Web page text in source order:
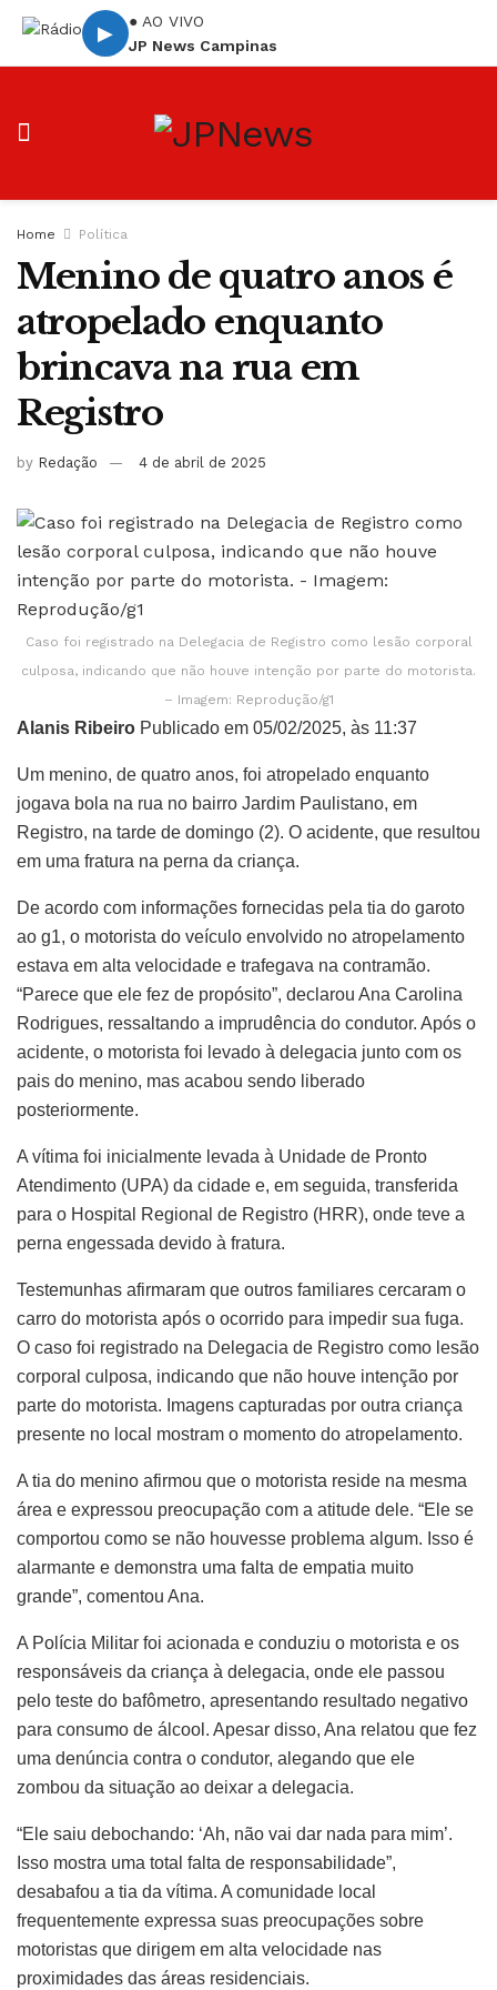
▶
● AO VIVO
JP News Campinas
Home Política
Menino de quatro anos é
atropelado enquanto
brincava na rua em
Registro
by Redação 4 de abril de 2025
Caso foi registrado na Delegacia de Registro como lesão corporal
culposa, indicando que não houve intenção por parte do motorista.
– Imagem: Reprodução/g1
Alanis Ribeiro Publicado em 05/02/2025, às 11:37
Um menino, de quatro anos, foi atropelado enquanto
jogava bola na rua no bairro Jardim Paulistano, em
Registro, na tarde de domingo (2). O acidente, que resultou
em uma fratura na perna da criança.
De acordo com informações fornecidas pela tia do garoto
ao g1, o motorista do veículo envolvido no atropelamento
estava em alta velocidade e trafegava na contramão.
“Parece que ele fez de propósito”, declarou Ana Carolina
Rodrigues, ressaltando a imprudência do condutor. Após o
acidente, o motorista foi levado à delegacia junto com os
pais do menino, mas acabou sendo liberado
posteriormente.
A vítima foi inicialmente levada à Unidade de Pronto
Atendimento (UPA) da cidade e, em seguida, transferida
para o Hospital Regional de Registro (HRR), onde teve a
perna engessada devido à fratura.
Testemunhas afirmaram que outros familiares cercaram o
carro do motorista após o ocorrido para impedir sua fuga.
O caso foi registrado na Delegacia de Registro como lesão
corporal culposa, indicando que não houve intenção por
parte do motorista. Imagens capturadas por outra criança
presente no local mostram o momento do atropelamento.
A tia do menino afirmou que o motorista reside na mesma
área e expressou preocupação com a atitude dele. “Ele se
comportou como se não houvesse problema algum. Isso é
alarmante e demonstra uma falta de empatia muito
grande”, comentou Ana.
A Polícia Militar foi acionada e conduziu o motorista e os
responsáveis da criança à delegacia, onde ele passou
pelo teste do bafômetro, apresentando resultado negativo
para consumo de álcool. Apesar disso, Ana relatou que fez
uma denúncia contra o condutor, alegando que ele
zombou da situação ao deixar a delegacia.
“Ele saiu debochando: ‘Ah, não vai dar nada para mim’.
Isso mostra uma total falta de responsabilidade”,
desabafou a tia da vítima. A comunidade local
frequentemente expressa suas preocupações sobre
motoristas que dirigem em alta velocidade nas
proximidades das áreas residenciais.